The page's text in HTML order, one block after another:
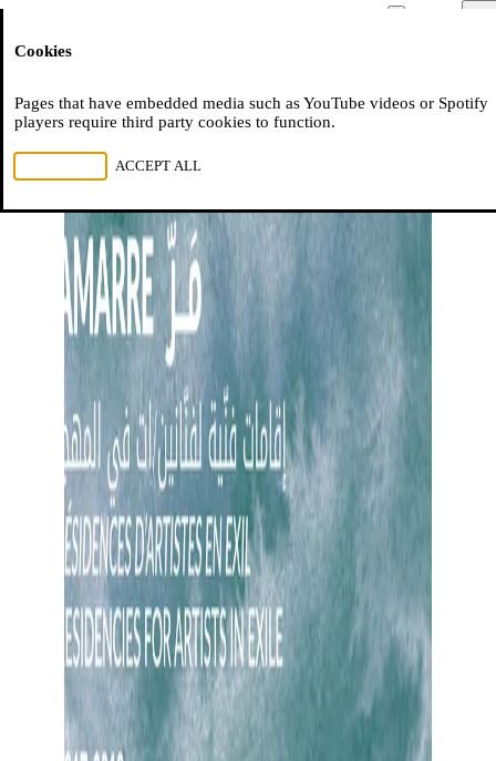
Cookies
Pages that have embedded media such as YouTube videos or Spotify
players require third party cookies to function.
ACCEPT ALL